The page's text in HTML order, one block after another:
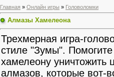
Главная » Онлайн игры » Головоломки
Алмазы Хамелеона
Трехмерная игра-
стиле "Зумы".
хамелеону уничтожить
алмазов, которые вот-